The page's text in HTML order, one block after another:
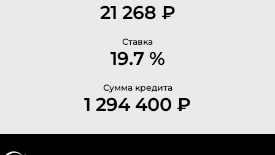
21 268 ₽
Ставка
19.7 %
Сумма кредита
1 294 400 ₽